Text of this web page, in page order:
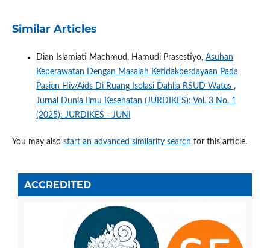
Similar Articles
Dian Islamiati Machmud, Hamudi Prasestiyo, Asuhan
Keperawatan Dengan Masalah Ketidakberdayaan Pada
Pasien Hiv/Aids Di Ruang Isolasi Dahlia RSUD Wates ,
Jurnal Dunia Ilmu Kesehatan (JURDIKES): Vol. 3 No. 1
(2025): JURDIKES - JUNI
You may also start an advanced similarity search for this article.
ACCREDITED